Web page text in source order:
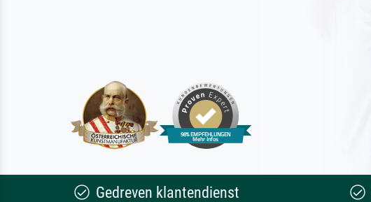
Gedreven klantendienst